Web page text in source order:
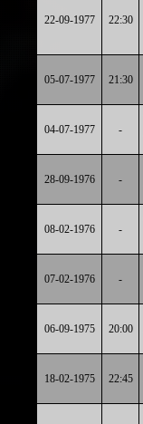
22-09-1977 22:30
05-07-1977 21:30
04-07-1977 -
28-09-1976 -
08-02-1976 -
07-02-1976 -
06-09-1975 20:00
18-02-1975 22:45